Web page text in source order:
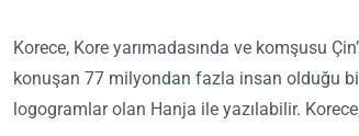
Korece, Kore yarımadasında ve komşusu
konuşan 77 milyondan fazla insan olduğu
logogramlar olan Hanja ile yazılabilir.